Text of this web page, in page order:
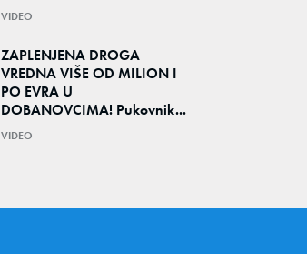
VIDEO
ZAPLENJENA DROGA
VREDNA VIŠE OD MILION I
PO EVRA U
DOBANOVCIMA! Pukovnik...
VIDEO